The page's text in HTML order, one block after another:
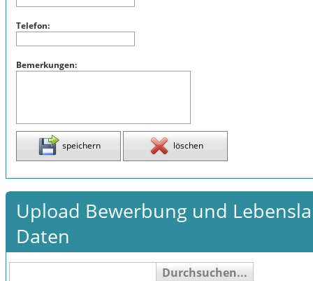
Telefon:
Bemerkungen:
speichern löschen
Upload Bewerbung und
Daten
Durchsuchen...